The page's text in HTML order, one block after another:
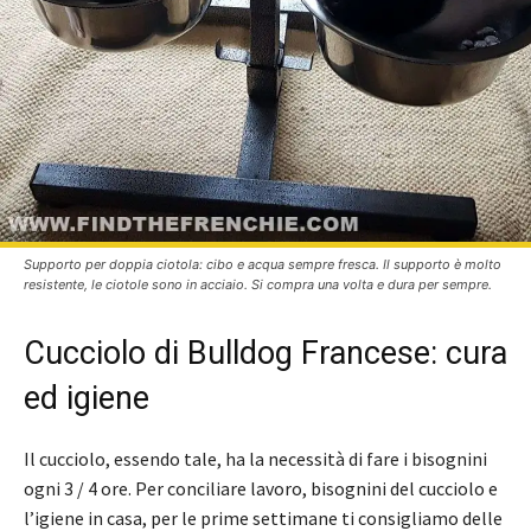
Supporto per doppia ciotola: cibo e acqua sempre fresca. Il supporto è molto
resistente, le ciotole sono in acciaio. Si compra una volta e dura per sempre.
Cucciolo di Bulldog Francese: cura
ed igiene
Il cucciolo, essendo tale, ha la necessità di fare i bisognini
ogni 3 / 4 ore. Per conciliare lavoro, bisognini del cucciolo e
l’igiene in casa, per le prime settimane ti consigliamo delle